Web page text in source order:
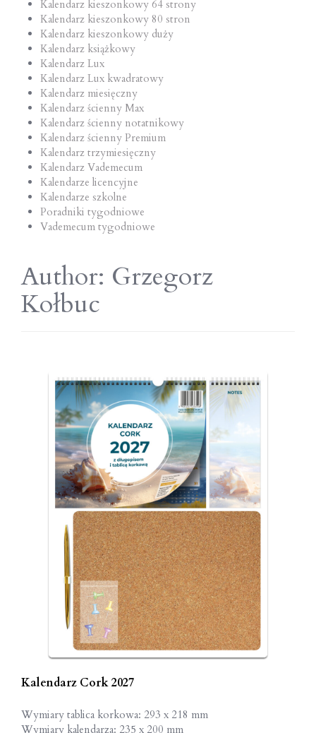
Kalendarz kieszonkowy 64 strony
Kalendarz kieszonkowy 80 stron
Kalendarz kieszonkowy duży
Kalendarz książkowy
Kalendarz Lux
Kalendarz Lux kwadratowy
Kalendarz miesięczny
Kalendarz ścienny Max
Kalendarz ścienny notatnikowy
Kalendarz ścienny Premium
Kalendarz trzymiesięczny
Kalendarz Vademecum
Kalendarze licencyjne
Kalendarze szkolne
Poradniki tygodniowe
Vademecum tygodniowe
Author: Grzegorz
Kołbuc
Kalendarz Cork 2027
Wymiary tablica korkowa: 293 x 218 mm
Wymiary kalendarza: 235 x 200 mm